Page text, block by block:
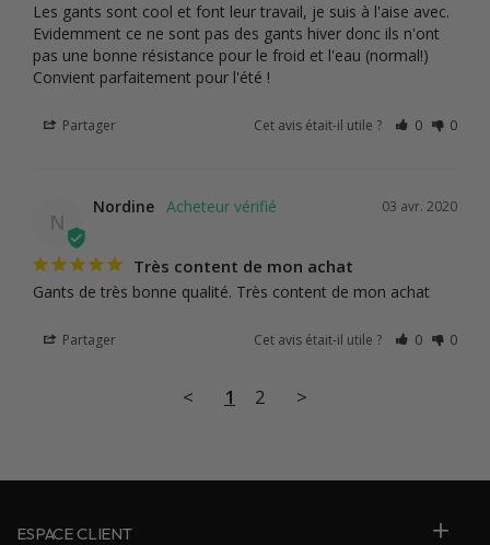
Les gants sont cool et font leur travail, je suis à l'aise avec.
Evidemment ce ne sont pas des gants hiver donc ils n'ont
pas une bonne résistance pour le froid et l'eau (normal!)
Convient parfaitement pour l'été !
Partager Cet avis était-il utile ? 0 0
N
03 avr. 2020
Nordine
Très content de mon achat
Gants de très bonne qualité. Très content de mon achat
Partager Cet avis était-il utile ? 0 0
< 1 2 >
ESPACE CLIENT